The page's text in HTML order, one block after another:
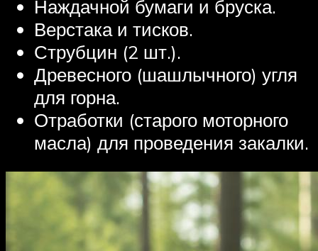
Наждачной бумаги и бруска.
Верстака и тисков.
Струбцин (2 шт.).
Древесного (шашлычного) угля
для горна.
Отработки (старого моторного
масла) для проведения закалки.